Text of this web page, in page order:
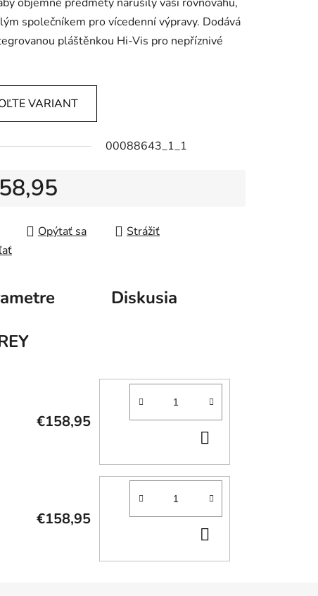
společníkem pro vícedenní výpravy. Dodává
pláštěnkou Hi-Vis pro nepříznivé
VARIANT
00088643_1_1
Opýtať sa
Strážiť
Diskusia
€158,95
KOŠÍKA
€158,95
KOŠÍKA